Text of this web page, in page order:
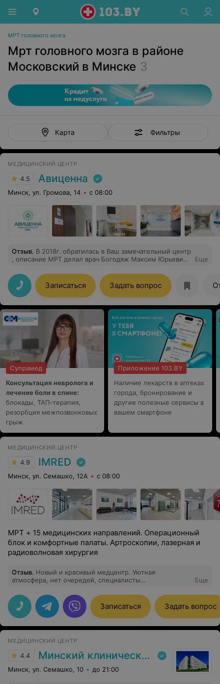
МРТ головного мозга
Мрт головного мозга в районе
Московский в Минске 3
Карта Фильтры
МЕДИЦИНСКИЙ ЦЕНТР
4.5 Авиценна
Минск, ул. Громова, 14 с 08:00
Отзыв. В 2018г. обратилась в Ваш замечательный центр
, описание МРТ делал врач Богодяж Максим Юрьевич,
мелочи..хотя Здоровье то и не мелочь.. обратилась я
из-за нюансов по моему гипофизу и высоком
содержании гормона пролактина в крови.. В итоге
действительно нашлись некоторые изменения в
гипофизе и плюс искривление перегородки носа ,
котрый мне в дальнейшем прооперировали очень
успешно .. На данный момент хочу снова вернуться в
этот центр и к этому самому врачу , рекомендую !!!
Еще
Записаться Задать вопрос
Супрамед
Консультация невролога и
лечение боли в спине:
блокады, ТАП-терапия,
резорбция межпозвонковых
грыж
Приложение 103.BY
Наличие лекарств в аптеках
города, бронирование и
другие полезные сервисы в
вашем смартфоне
МЕДИЦИНСКИЙ ЦЕНТР
4.9 IMRED
Минск, ул. Семашко, 12А с 08:00
МРТ + 15 медицинских направлений. Операционный
блок и комфортные палаты. Артроскопии, лазерная и
радиоволновая хирургия
Отзыв. Новый и красивый медцентр. Уютная
атмосфера, нет очередей, специалисты
Спасибо!
Еще
Записаться Задать вопрос
МЕДИЦИНСКИЙ ЦЕНТР
4.4 Минский клинический консультативно-диагностический центр
Минск, ул. Семашко, 10 до 21:00